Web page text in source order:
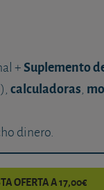
+Suplemento
calculadoras,
dinero.
OFERTA A 17,00€